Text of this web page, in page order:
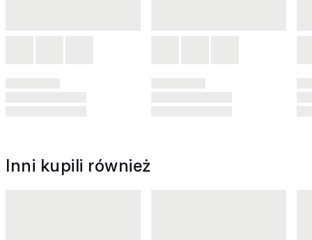
Inni kupili również